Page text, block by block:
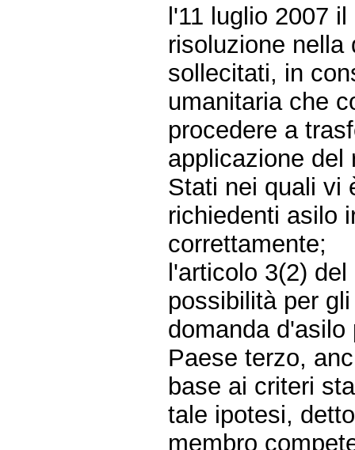
l'11 luglio 2007
risoluzione nella
sollecitati, in
umanitaria che
procedere a
applicazione del
Stati nei quali vi
richiedenti asilo
correttamente;
l'articolo 3(2)
possibilità per
domanda
Paese terzo,
base ai criteri
tale ipotesi,
membro